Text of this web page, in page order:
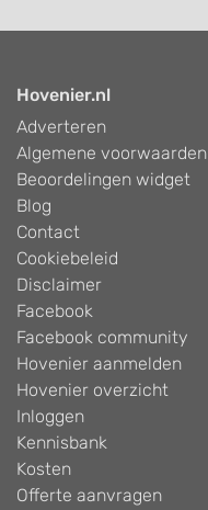
Hovenier.nl
Adverteren
Algemene voorwaarden
Beoordelingen widget
Blog
Contact
Cookiebeleid
Disclaimer
Facebook
Facebook community
Hovenier aanmelden
Hovenier overzicht
Inloggen
Kennisbank
Kosten
Offerte aanvragen